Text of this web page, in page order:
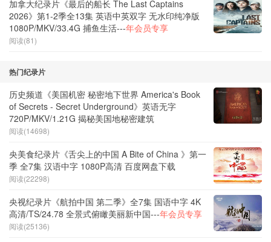
加拿大纪录片《最后的船长 The Last Captains
2026》第1-2季全13集 英语中英双字 无水印纯净版
1080P/MKV/33.4G 捕鱼生活---年会员专享
阅读(81)
热门纪录片
历史频道《美国机密 秘密地下世界 America's Book
of Secrets - Secret Underground》英语无字
720P/MKV/1.21G 揭秘美国地秘密建筑
阅读(14698)
央美食纪录片《舌尖上的中国 A Bite of China 》第一
季 全7集 汉语中字 1080P高清 百度网盘下载
阅读(22298)
央视纪录片《航拍中国 第二季》全7集 国语中字 4K
高清/TS/24.78 全景式俯瞰美丽新中国---年会员专享
阅读(25136)